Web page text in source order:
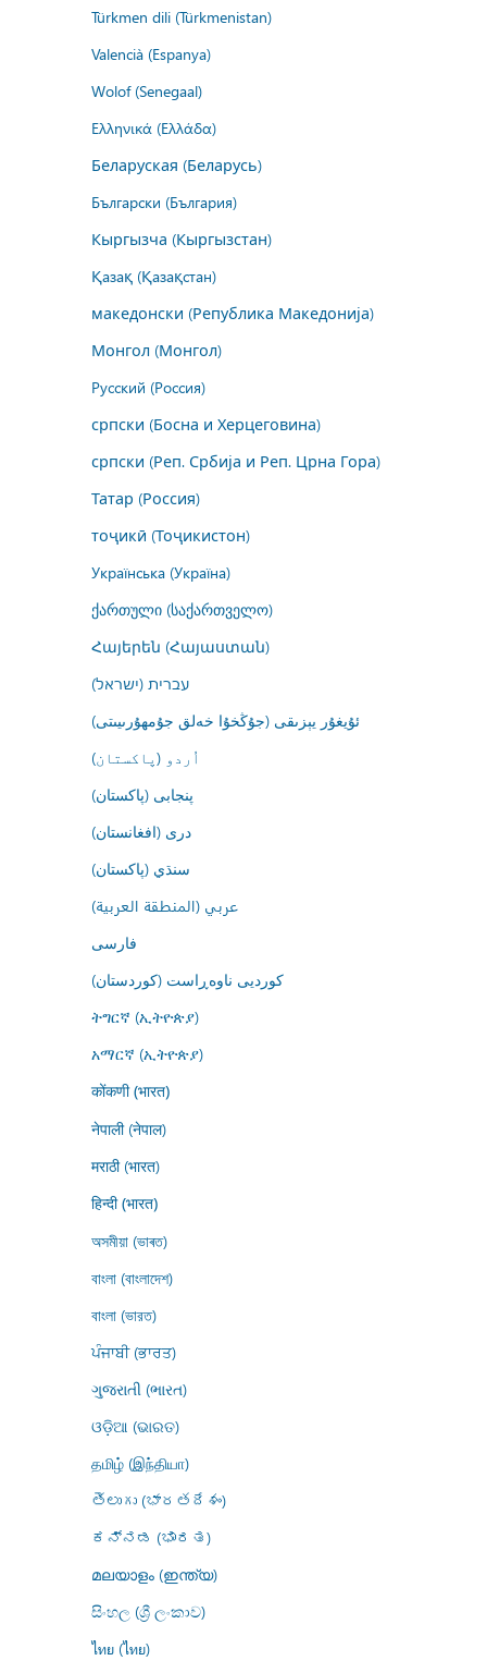
Türkmen dili (Türkmenistan)
Valencià (Espanya)
Wolof (Senegaal)
Ελληνικά (Ελλάδα)
Беларуская (Беларусь)
Български (България)
Кыргызча (Кыргызстан)
Қазақ (Қазақстан)
македонски (Република Македонија)
Монгол (Монгол)
Русский (Россия)
српски (Босна и Херцеговина)
српски (Реп. Србија и Реп. Црна Гора)
Татар (Россия)
тоҷикӣ (Тоҷикистон)
Українська (Україна)
ქართული (საქართველო)
Հայերեն (Հայաստան)
עברית (ישראל)
ئۇيغۇر يېزىقى (جۇڭخۇا خەلق جۇمھۇرىيىتى)
اُردو (پاکستان)
پنجابی (پاکستان)
درى (افغانستان)
سنڌي (پاکستان)
عربي (المنطقة العربية)
فارسى
کوردیی ناوەڕاست (کوردستان)
ትግርኛ (ኢትዮጵያ)
አማርኛ (ኢትዮጵያ)
कोंकणी (भारत)
नेपाली (नेपाल)
मराठी (भारत)
हिन्दी (भारत)
অসমীয়া (ভাৰত)
বাংলা (বাংলাদেশ)
বাংলা (ভারত)
ਪੰਜਾਬੀ (ਭਾਰਤ)
ગુજરાતી (ભારત)
ଓଡ଼ିଆ (ଭାରତ)
தமிழ் (இந்தியா)
తెలుగు (భారతదేశం)
ಕನ್ನಡ (ಭಾರತ)
മലയാളം (ഇന്ത്യ)
සිංහල (ශ්‍රී ලංකාව)
ไทย (ไทย)